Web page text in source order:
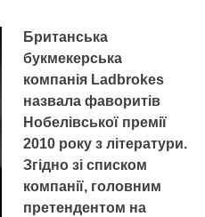
Британська
букмекерська
компанія Ladbrokes
назвала фаворитів
Нобелівської премії
2010 року з літератури.
Згідно зі списком
компанії, головним
претендентом на